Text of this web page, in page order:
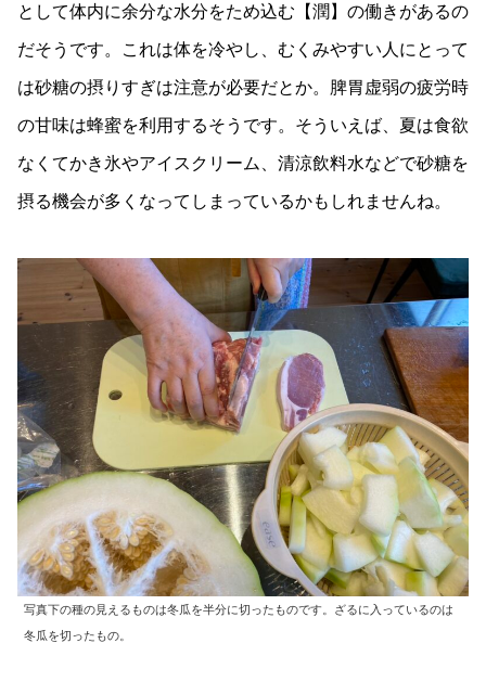
として体内に余分な水分をため込む【潤】の働きがあるの
だそうです。これは体を冷やし、むくみやすい人にとって
は砂糖の摂りすぎは注意が必要だとか。脾胃虚弱の疲労時
の甘味は蜂蜜を利用するそうです。そういえば、夏は食欲
なくてかき氷やアイスクリーム、清涼飲料水などで砂糖を
摂る機会が多くなってしまっているかもしれませんね。
写真下の種の見えるものは冬瓜を半分に切ったものです。ざるに入っているのは
冬瓜を切ったもの。